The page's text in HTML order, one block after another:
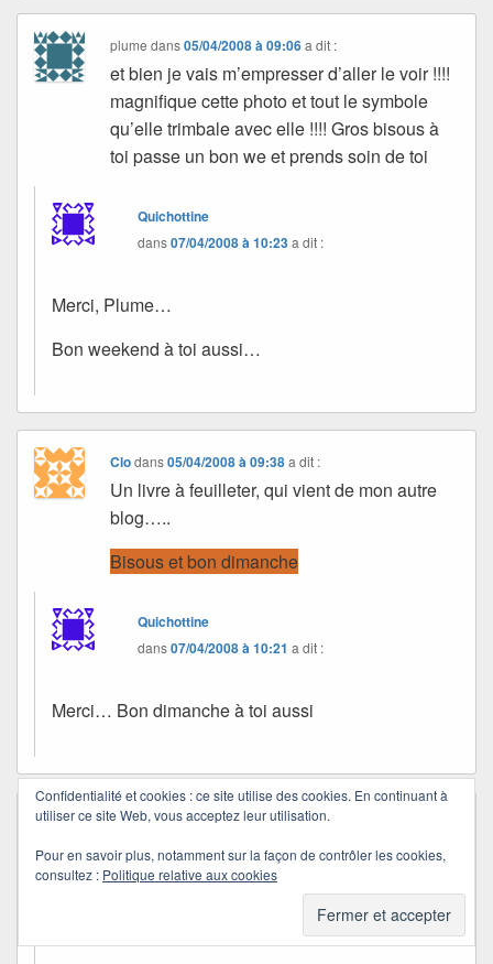
plume dans05/04/2008 à 09:06 a dit :
et bien je vais m’empresser d’aller le voir !!!!
magnifique cette photo et tout le symbole
qu’elle trimbale avec elle !!!! Gros bisous à
toi passe un bon we et prends soin de toi
Quichottine
dans07/04/2008 à 10:23a dit :
Merci, Plume…
Bon weekend à toi aussi…
Clodans05/04/2008 à 09:38 a dit :
Un livre à feuilleter, qui vient de mon autre
blog…..
Bisous et bon dimanche
Quichottine
dans07/04/2008 à 10:21 a dit :
Merci… Bon dimanche à toi aussi
Michka dit Le Piratedans 05/04/2008 à 10:32
Quichottine
a dit :
Confidentialité et cookies : ce site utilise des cookies. En continuant à
utiliser ce site Web, vous acceptez leur utilisation.
Pour en savoir plus, notamment sur la façon de contrôler les cookies,
consultez : Politique relative aux cookies